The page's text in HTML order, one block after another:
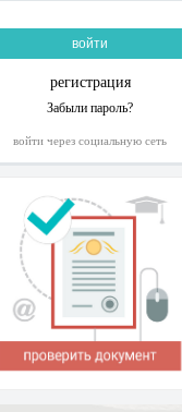
регистрация
Забыли пароль?
войти через социальную сеть